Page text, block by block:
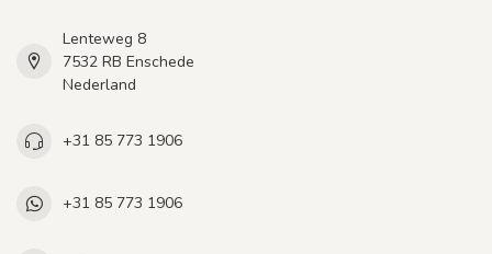
Lenteweg 8
7532 RB Enschede
Nederland
+31 85 773 1906
+31 85 773 1906